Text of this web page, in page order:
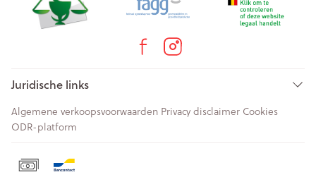
Juridische links
Algemene verkoopsvoorwaarden Privacy disclaimer Cookies
ODR-platform